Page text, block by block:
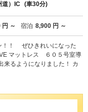
道）IC (車30分)
～ 宿泊 8,900 円 ～
！！ ぜひきれいになった
マットレス ６０５号室導
るようになりました！ カ